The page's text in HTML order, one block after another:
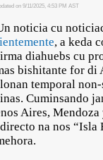
on 9/11/2025, 4:53 PM AST
noticia cu
, a keda
diahuebs cu
bishitante for di
temporal
Cuminsando
Aires,
na nos “Isla